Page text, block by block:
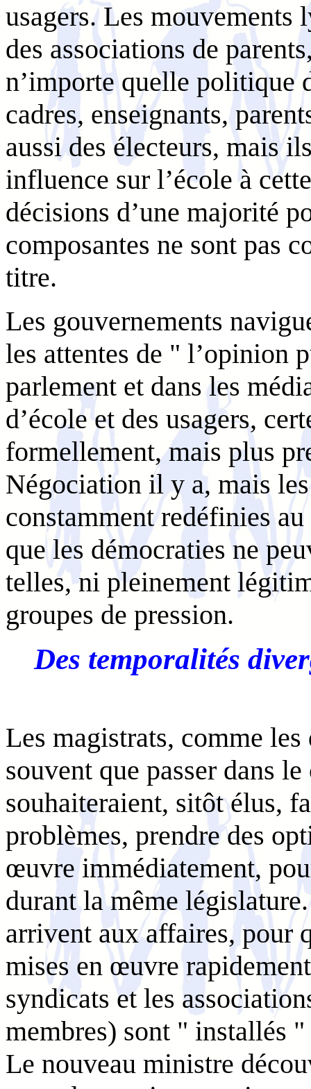
usagers. Les mouvements
des associations de
n’importe quelle politique
cadres, enseignants,
aussi des électeurs, mais
influence sur l’école à
décisions d’une majorité
composantes ne sont pas
titre.
Les gouvernements
les attentes de " l’opinion
parlement et dans les
d’école et des usagers,
formellement, mais plus
Négociation il y a, mais
constamment redéfinies
que les démocraties ne
telles, ni pleinement
groupes de pression.
Des temporalités
Les magistrats, comme
souvent que passer dans
souhaiteraient, sitôt élus,
problèmes, prendre des
œuvre immédiatement,
durant la même
arrivent aux affaires, pour
mises en œuvre
syndicats et les
membres) sont " installés
Le nouveau ministre